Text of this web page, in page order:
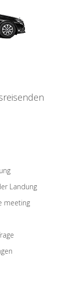
Landung
meeting